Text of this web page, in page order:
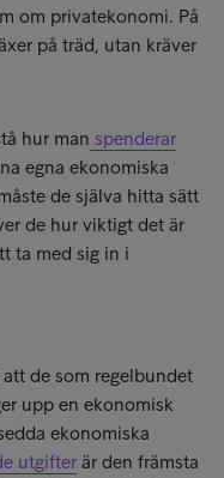
om privatekonomi. På
på träd, utan kräver
hur man spenderar
egna ekonomiska
de själva hitta sätt
de hur viktigt det är
ta med sig in i
de som regelbundet
upp en ekonomisk
ekonomiska
utgifter är den främsta